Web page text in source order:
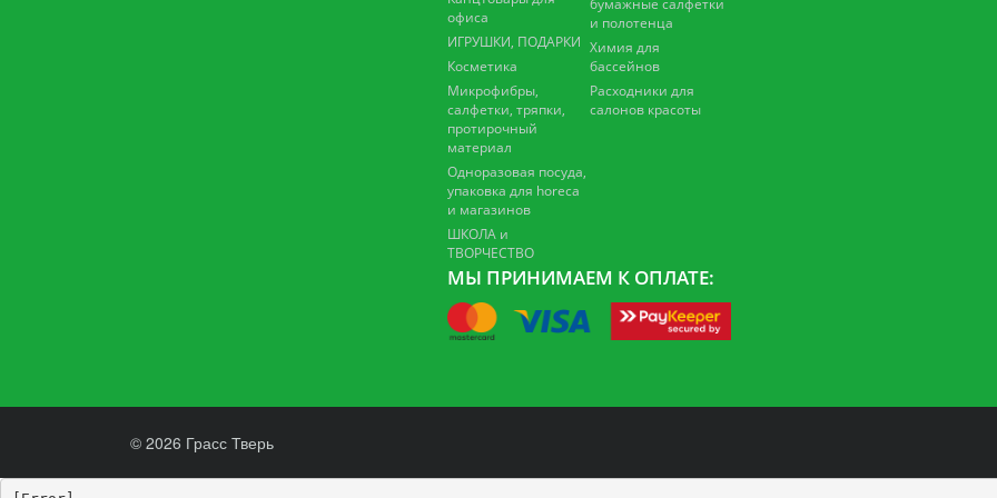
офиса
ИГРУШКИ, ПОДАРКИ
Косметика
Микрофибры,
салфетки, тряпки,
протирочный
материал
Одноразовая посуда,
упаковка для horeca
и магазинов
ШКОЛА и
ТВОРЧЕСТВО
и полотенца
Химия для
бассейнов
Расходники для
салонов красоты
МЫ ПРИНИМАЕМ К ОПЛАТЕ:
© 2026 Грасс Тверь